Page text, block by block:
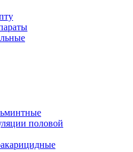
половой